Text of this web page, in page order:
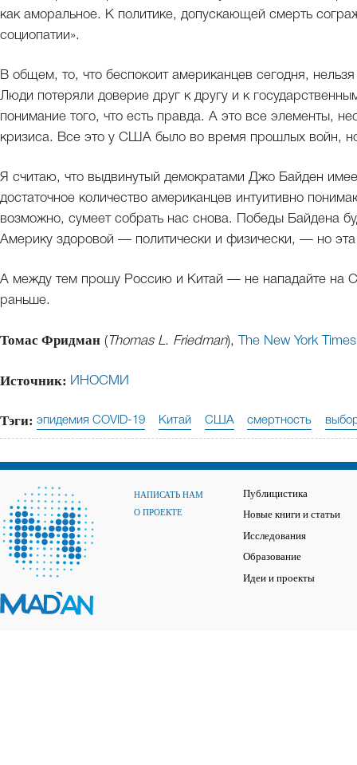
как аморальное. К политике, допускающей смерть
социопатии».
В общем, то, что беспокоит американцев сегодня,
Люди потеряли доверие друг к другу и к
понимание того, что есть правда. А это все элементы,
кризиса. Все это у США было во время прошлых войн,
Я считаю, что выдвинутый демократами Джо Байден
достаточное количество американцев интуитивно
возможно, сумеет собрать нас снова. Победы Байдена
Америку здоровой — политически и физически, — но
А между тем прошу Россию и Китай — не нападайте на
раньше.
Томас Фридман ( Thomas L. Friedman), The New York Times
Источник: ИНОСМИ
Тэги: эпидемия COVID-19 Китай США смертность
НАПИСАТЬ НАМ
О ПРОЕКТЕ
Публицистика
Новые книги и статьи
Исследования
Образование
Идеи и проекты